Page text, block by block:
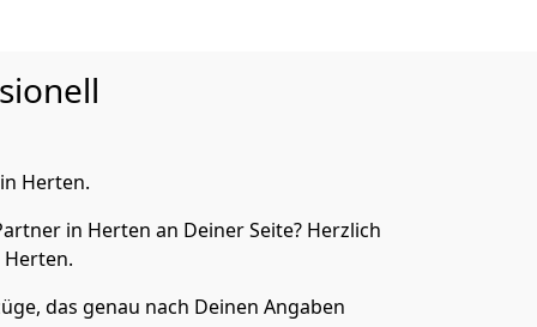
Herten.
in Herten an Deiner Seite? Herzlich
das genau nach Deinen Angaben